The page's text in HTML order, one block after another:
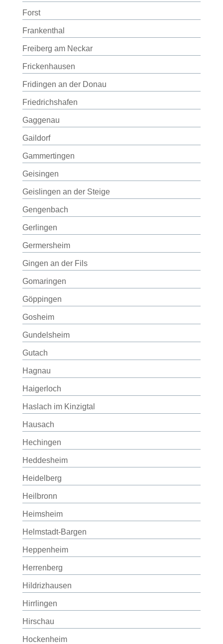
Forst
Frankenthal
Freiberg am Neckar
Frickenhausen
Fridingen an der Donau
Friedrichshafen
Gaggenau
Gaildorf
Gammertingen
Geisingen
Geislingen an der Steige
Gengenbach
Gerlingen
Germersheim
Gingen an der Fils
Gomaringen
Göppingen
Gosheim
Gundelsheim
Gutach
Hagnau
Haigerloch
Haslach im Kinzigtal
Hausach
Hechingen
Heddesheim
Heidelberg
Heilbronn
Heimsheim
Helmstadt-Bargen
Heppenheim
Herrenberg
Hildrizhausen
Hirrlingen
Hirschau
Hockenheim